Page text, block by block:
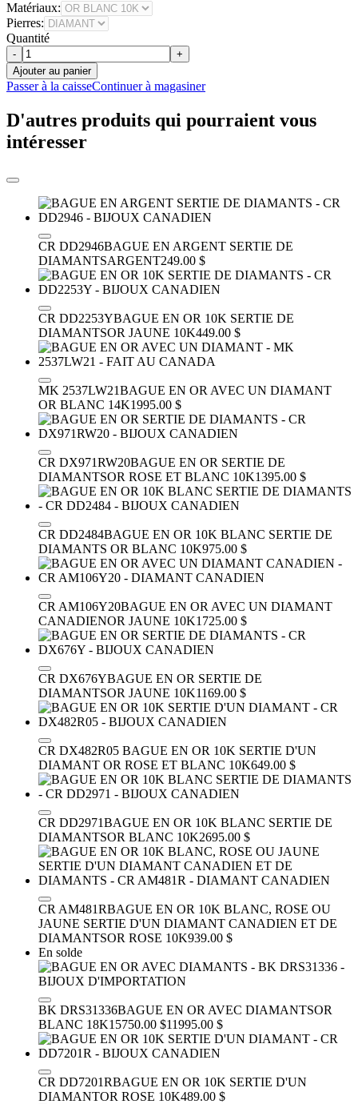
Matériaux:
Pierres:
Quantité
-
+
Ajouter au panier
Passer à la caisseContinuer à magasiner
D'autres produits qui pourraient vous
intéresser
CR DD2946BAGUE EN ARGENT SERTIE DE
DIAMANTSARGENT249.00 $
CR DD2253YBAGUE EN OR 10K SERTIE DE
DIAMANTSOR JAUNE 10K449.00 $
MK 2537LW21BAGUE EN OR AVEC UN DIAMANT
OR BLANC 14K1995.00 $
CR DX971RW20BAGUE EN OR SERTIE DE
DIAMANTSOR ROSE ET BLANC 10K1395.00 $
CR DD2484BAGUE EN OR 10K BLANC SERTIE DE
DIAMANTS OR BLANC 10K975.00 $
CR AM106Y20BAGUE EN OR AVEC UN DIAMANT
CANADIENOR JAUNE 10K1725.00 $
CR DX676YBAGUE EN OR SERTIE DE
DIAMANTSOR JAUNE 10K1169.00 $
CR DX482R05 BAGUE EN OR 10K SERTIE D'UN
DIAMANT OR ROSE ET BLANC 10K649.00 $
CR DD2971BAGUE EN OR 10K BLANC SERTIE DE
DIAMANTSOR BLANC 10K2695.00 $
CR AM481RBAGUE EN OR 10K BLANC, ROSE OU
JAUNE SERTIE D'UN DIAMANT CANADIEN ET DE
DIAMANTSOR ROSE 10K939.00 $
En solde
BK DRS31336BAGUE EN OR AVEC DIAMANTSOR
BLANC 18K15750.00 $11995.00 $
CR DD7201RBAGUE EN OR 10K SERTIE D'UN
DIAMANTOR ROSE 10K489.00 $